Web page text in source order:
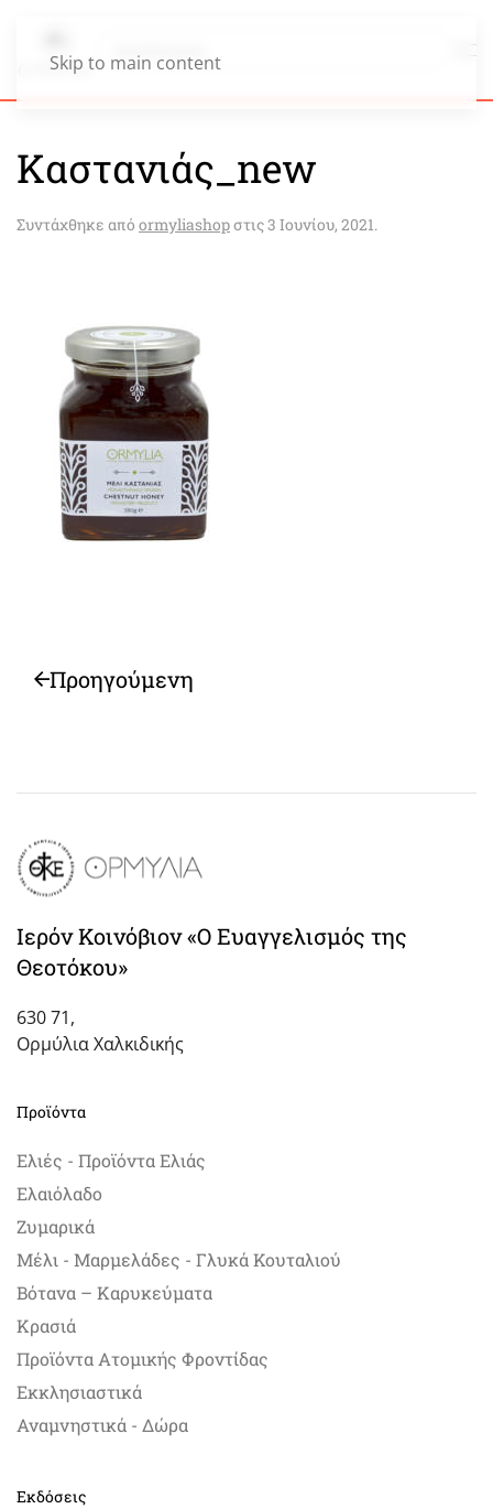
Skip to main content
Καστανιάς_new
Συντάχθηκε από ormyliashopστις3 Ιουνίου, 2021.
Προηγούμενη
Ιερόν Κοινόβιον «Ο Ευαγγελισμός της
Θεοτόκου»
630 71,
Ορμύλια Χαλκιδικής
Προϊόντα
Ελιές - Προϊόντα Ελιάς
Ελαιόλαδο
Ζυμαρικά
Μέλι - Μαρμελάδες - Γλυκά Κουταλιού
Βότανα – Καρυκεύματα
Κρασιά
Προϊόντα Ατομικής Φροντίδας
Εκκλησιαστικά
Αναμνηστικά - Δώρα
Εκδόσεις